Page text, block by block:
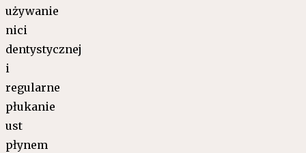
używanie
nici
dentystycznej
i
regularne
płukanie
ust
płynem